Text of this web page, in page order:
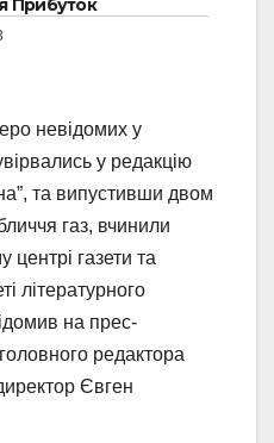
Прибуток
невідомих у
у редакцію
та випустивши двом
газ, вчинили
центрі газети та
літературного
на прес-
редактора
Євген